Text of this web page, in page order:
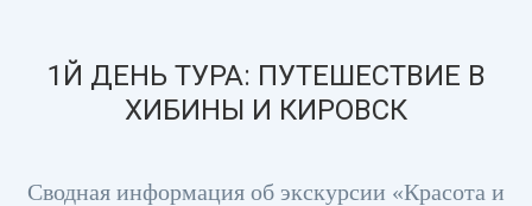
1Й ДЕНЬ ТУРА: ПУТЕШЕСТВИЕ В
ХИБИНЫ И КИРОВСК
Сводная информация об экскурсии «Красота и